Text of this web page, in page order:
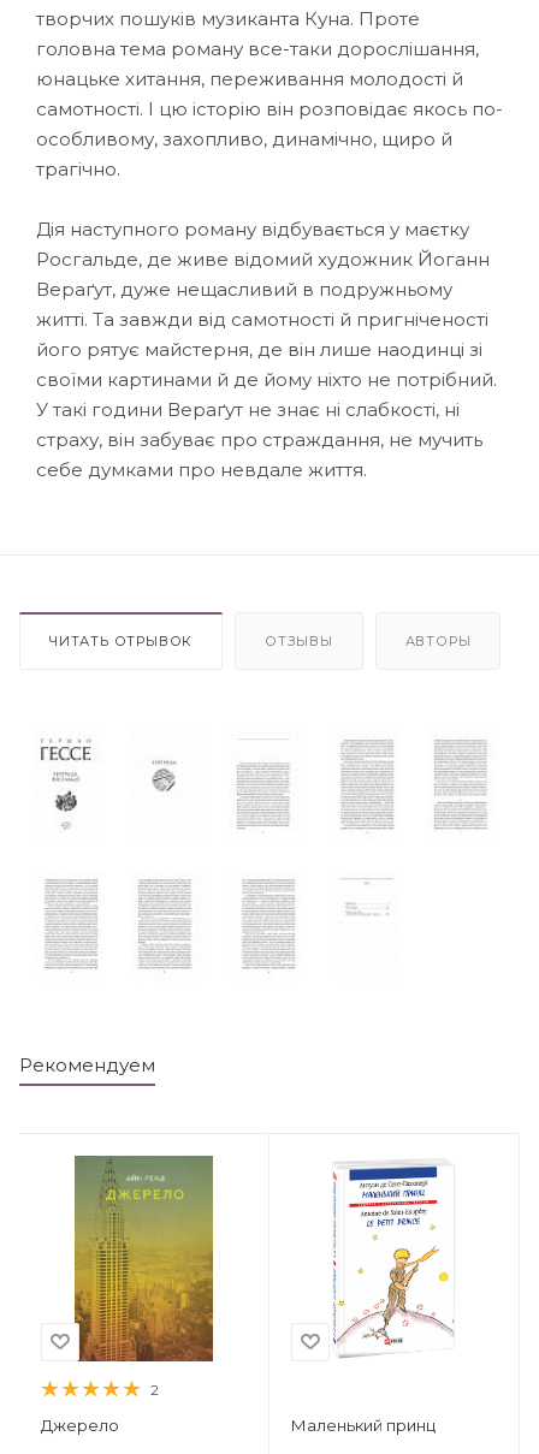
творчих пошуків музиканта Куна. Проте
головна тема роману все-таки дорослішання,
юнацьке хитання, переживання молодості й
самотності. І цю історію він розповідає якось по-
особливому, захопливо, динамічно, щиро й
трагічно.
Дія наступного роману відбувається у маєтку
Росгальде, де живе відомий художник Йоганн
Вераґут, дуже нещасливий в подружньому
житті. Та завжди від самотності й пригніченості
його рятує майстерня, де він лише наодинці зі
своїми картинами й де йому ніхто не потрібний.
У такі години Вераґут не знає ні слабкості, ні
страху, він забуває про страждання, не мучить
себе думками про невдале життя.
ЧИТАТЬ ОТРЫВОК ОТЗЫВЫ АВТОРЫ
Рекомендуем
2
Джерело Маленький принц